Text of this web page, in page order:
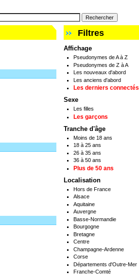
Filtres
Affichage
Pseudonymes de A à Z
Pseudonymes de Z à A
Les nouveaux d'abord
Les anciens d'abord
Les derniers connectés
Sexe
Les filles
Les garçons
Tranche d'âge
Moins de 18 ans
18 à 25 ans
26 à 35 ans
36 à 50 ans
Plus de 50 ans
Localisation
Hors de France
Alsace
Aquitaine
Auvergne
Basse-Normandie
Bourgogne
Bretagne
Centre
Champagne-Ardenne
Corse
Départements d'Outre-Mer
Franche-Comté